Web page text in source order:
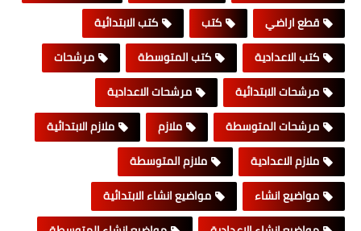
قطع اراضي
كتب
كتب الابتدائية
كتب الاعدادية
كتب المتوسطة
مرشحات
مرشحات الابتدائية
مرشحات الاعدادية
مرشحات المتوسطة
ملازم
ملازم الابتدائية
ملازم الاعدادية
ملازم المتوسطة
مواضيع انشاء
مواضيع انشاء الابتدائية